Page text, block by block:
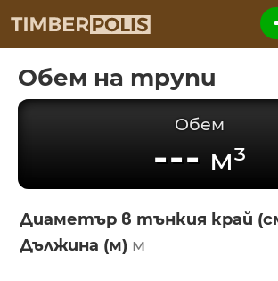
Обем на трупи
Обем
--- м³
Диаметър в тънкия край
Дължина (м)